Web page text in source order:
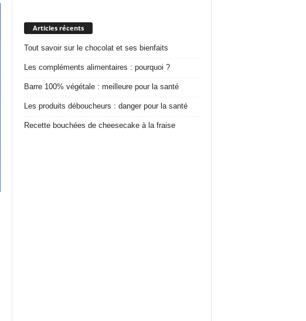
Articles récents
Tout savoir sur le chocolat et ses bienfaits
Les compléments alimentaires : pourquoi ?
Barre 100% végétale : meilleure pour la santé
Les produits déboucheurs : danger pour la santé
Recette bouchées de cheesecake à la fraise